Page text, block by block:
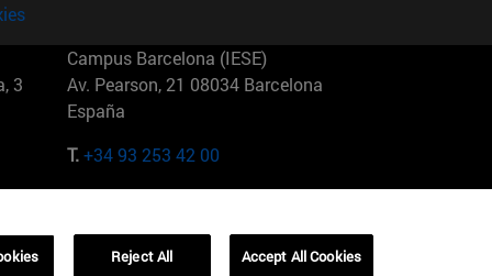
3
Campus Barcelona (IESE)
Av. Pearson, 21 08034 Barcelona
España
T.+34 93 253 42 00
01321001 Bela Vista Brasil
Reject All Accept All Cookies